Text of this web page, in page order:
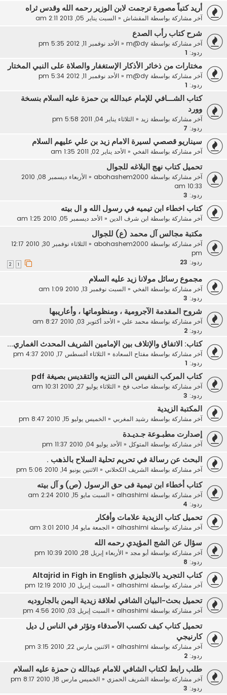
أريد كتباً مصورة ترجمت لابن الوزير رحمه الله وقدس ثراه
آخر مشاركة بواسطة المقشاش« السبت يناير 05, 2013 2:11 am
شرح كتاب رأب الصدع
آخر مشاركة بواسطة m@dy
« الأحد نوفمبر 11, 2012 5:35 pm
ردود:
مختارات من ذخائر الأذكار الإستغفار والصلاة على النبي المختار
آخر مشاركة بواسطة m@dy
« الأحد نوفمبر 11, 2012 5:34 pm
ردود:
كتاب الشـــافي للإمام عبدالله بن حمزة عليه السلام بنسخة
وورد
آخر مشاركة بواسطة زيد« الثلاثاء يناير 04, 2011 5:58 pm
ردود: 7
سيناريو قصصي لسيرة الامام زيد بن علي عليهم السلام
آخر مشاركة بواسطة الفخي « الأحد يناير 02, 2011 1:35 am
تحميل كتاب نهج البلاغه للجوال
آخر مشاركة بواسطة abohashem2000
«
الأربعاء ديسمبر 08, 2010
10:33 am
ردود: 3
كتاب اخطاء ابن تيميه في رسول الله و ال بيته
آخر مشاركة بواسطة ابن شرف الدين« الأحد ديسمبر 05, 2010 1:25 am
مكتبة مجالس آل محمد (ع) للجوال
آخر مشاركة بواسطة abohashem2000
«
الثلاثاء نوفمبر 30, 2010 12:17
pm
ردود: 23
مجموع رسائل مولانا زيد عليه السلام
آخر مشاركة بواسطة الفخي « السبت نوفمبر 13, 2010 1:09 am
ردود: 3
شروح المقدمة الآجرومية ، ومنظوماتها ، وأعاريبها
آخر مشاركة بواسطة محمد علي « الأحد أكتوبر 03, 2010 8:27 am
ردود: 2
كتاب: الاتفاق والإتلاف بين الإمامين الشريف المحدث الغماري...
آخر مشاركة بواسطة مفتاح السعادة« الثلاثاء أغسطس 17, 2010 4:37 pm
ردود:
كتاب المركب النفيس الى التنزيه والتقديس بصيغة pdf
آخر مشاركة بواسطة صاحب فخ« الثلاثاء يوليو 27, 2010 10:31 am
ردود: 3
المكتبة الزيدية
آخر مشاركة بواسطة رشيد المغربي « الخميس يوليو 15, 2010 8:47 pm
إصدارت مطبـوعة جـديـدة
آخر مشاركة بواسطة المتوكل « الأحد يوليو 04, 2010 11:37 pm
البحث عن رسالة في تحريم تحلية السلاح بالذهب .
آخر مشاركة بواسطة الشريف الكحلاني « الاثنين يونيو 14, 2010 5:06 pm
كتاب أخطاء ابن تيمية فى حق الرسول (ص) و آل بيته
آخر مشاركة بواسطة alhashimi
« السبت مايو 15, 2010 2:24 am
ردود: 4
تحميل كتاب الزيدية علامات وأفكار
آخر مشاركة بواسطة alhashimi
« الجمعة مايو 14, 2010 3:01 am
سؤال عن الشج المؤيدي رحمه الله
آخر مشاركة بواسطة أبو مجد« الأربعاء إبريل 28, 2010 10:39 pm
ردود: 8
كتاب التجريد بالانجليزي Altajrid in Figh in English
آخر مشاركة بواسطة alhashimi
« السبت إبريل 10, 2010 12:19 pm
تحميل بحث-البيان الشافي لعلاقة زيدية اليمن بالجاروديه
آخر مشاركة بواسطة alhashimi
« السبت إبريل 03, 2010 4:56 pm
تحميل كتاب كيف تكسب الأصدقاء وتؤثر في الناس ل ديل
كارنيجي
آخر مشاركة بواسطة alhashimi
« الاثنين مارس 22, 2010 3:15 pm
ردود: 2
طلب رابط لكتاب الشافي للامام عبدالله ن حمزة عليه السلام
آخر مشاركة بواسطة الشريف الحمزي« الخميس مارس 18, 2010 8:17 pm
ردود: 3